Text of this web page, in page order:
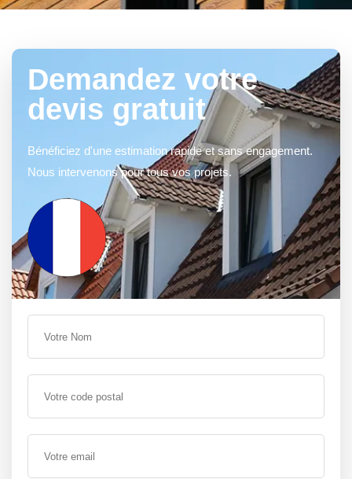
Demandez votre
devis gratuit
Bénéficiez d'une estimation rapide et sans engagement.
Nous intervenons pour tous vos projets.